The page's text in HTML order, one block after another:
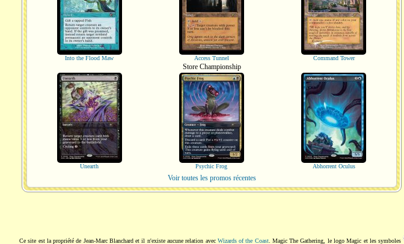
Into the Flood Maw Access Tunnel Command Tower
Store Championship
Unearth Psychic Frog Abhorrent Oculus
Voir toutes les promos récentes
Ce site est la propriété de Jean-Marc Blanchard et il n'existe aucune relation avec Wizards of the Coast. Magic The Gathering, le logo Magic et les symboles